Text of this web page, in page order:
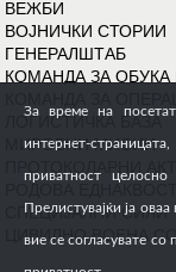
ВЕЖБИ
ВОЈНИЧКИ СТОРИИ
ГЕНЕРАЛШТАБ
КОМАНДА ЗА
ЛОГИСТИЧКА БАЗА
МИРОВНИ МИСИИ
СПЕЦИЈАЛНИ СИЛИ
ЦИВИЛНО ВОЕНА
За време на
интернет-
приватност целосно
Прелистувајќи ја оваа
вие се согласувате со